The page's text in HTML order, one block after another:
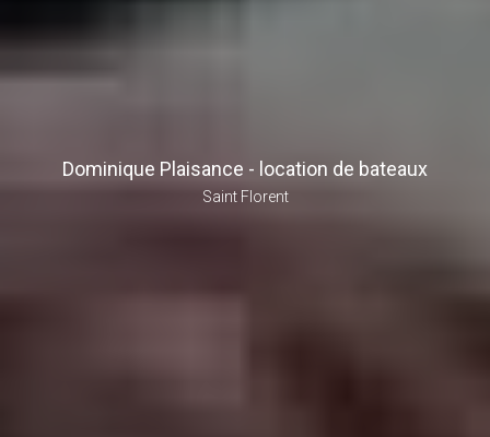
Dominique Plaisance - location de bateaux
Saint Florent